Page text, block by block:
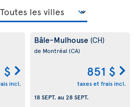
$
incl.
Bâle-Mulhouse (CH)
de Montréal (CA)
851 $
taxes et frais incl.
18 SEPT. au 28 SEPT.